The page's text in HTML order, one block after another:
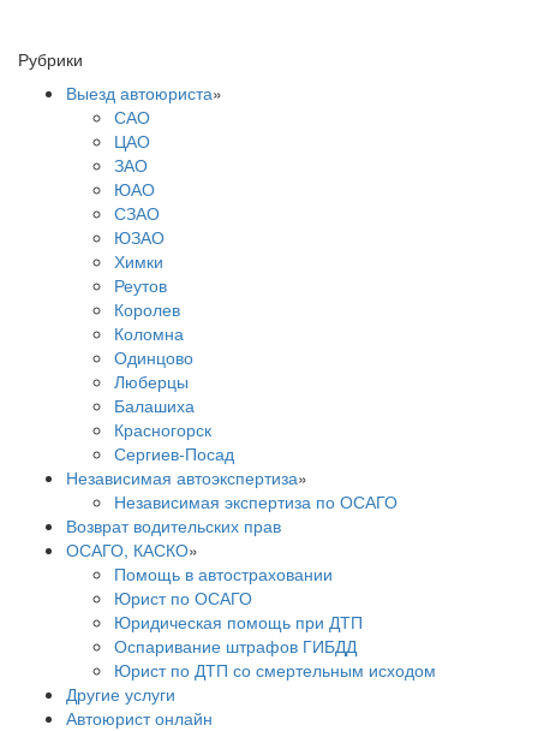
Рубрики
Выезд автоюриста»
САО
ЦАО
ЗАО
ЮАО
СЗАО
ЮЗАО
Химки
Реутов
Королев
Коломна
Одинцово
Люберцы
Балашиха
Красногорск
Сергиев-Посад
Независимая автоэкспертиза»
Независимая экспертиза по ОСАГО
Возврат водительских прав
ОСАГО, КАСКО»
Помощь в автостраховании
Юрист по ОСАГО
Юридическая помощь при ДТП
Оспаривание штрафов ГИБДД
Юрист по ДТП со смертельным исходом
Другие услуги
Автоюрист онлайн